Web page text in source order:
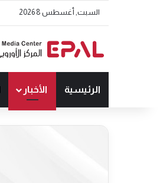
السبت, أغسطس 8 2026
الرئيسية الأخبار